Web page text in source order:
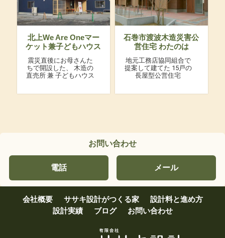
北上We Are Oneマー
ケット兼子どもハウス
震災直後にお母さんた
ちで開設した、
木造の
直売所 兼 子どもハウス
石巻市渡波木造災害公
営住宅 わたのは
地元工務店協同組合で
提案して建てた 15戸の
長屋型公営住宅
お問い合わせ
電話 メール
会社概要 ササキ設計がつくる家
設計料と進め方
設計実績
ブログ お問い合わせ